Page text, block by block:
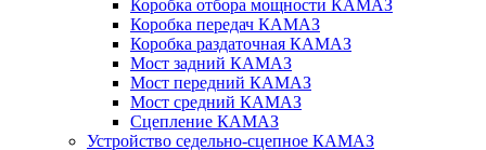
Коробка отбора мощности КАМАЗ
Коробка передач КАМАЗ
Коробка раздаточная КАМАЗ
Мост задний КАМАЗ
Мост передний КАМАЗ
Мост средний КАМАЗ
Сцепление КАМАЗ
Устройство седельно-сцепное КАМАЗ